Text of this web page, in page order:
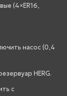
(4×ER16,
насос (0,4
HERG.
с